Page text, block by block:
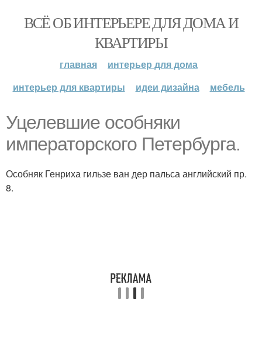
ВСЁ ОБ ИНТЕРЬЕРЕ ДЛЯ ДОМА И
КВАРТИРЫ
главная
интерьер для дома
интерьер для квартиры
идеи дизайна мебель
Уцелевшие особняки
императорского Петербурга.
Особняк Генриха гильзе ван дер пальса английский пр.
8.